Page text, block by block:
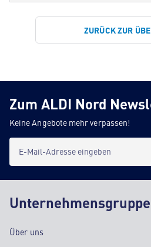
ZURÜCK ZUR
Zum ALDI Nord
Keine Angebote mehr verpassen!
E-Mail-Adresse eingeben
Unternehmensgruppe
Über uns